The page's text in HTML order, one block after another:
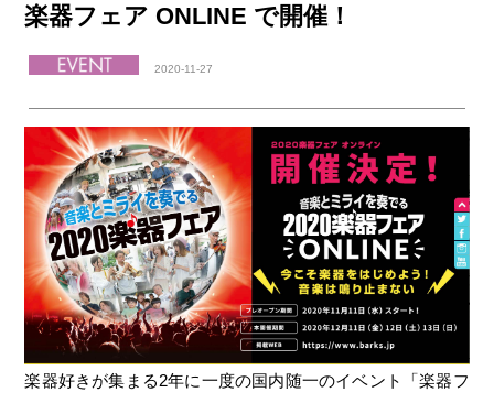
楽器フェア ONLINE で開催！
2020-11-27
楽器好きが集まる2年に一度の国内随一のイベント「楽器フ